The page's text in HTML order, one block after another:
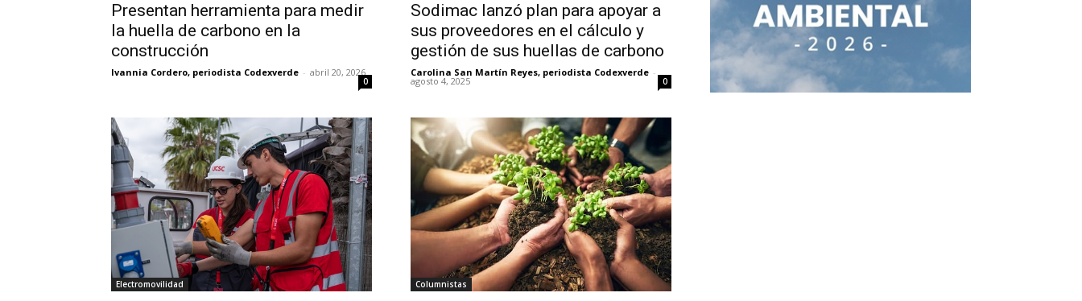
Presentan herramienta para medir
la huella de carbono en la
construcción
Ivannia Cordero, periodista Codexverde - abril 20, 2026
0
Sodimac lanzó plan para apoyar a
sus proveedores en el cálculo y
gestión de sus huellas de carbono
Carolina San Martín Reyes, periodista Codexverde -
agosto 4, 2025 0
Electromovilidad Columnistas